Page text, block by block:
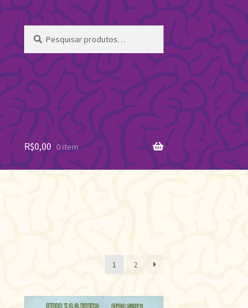
por:
R$0,00 0 item
1 2